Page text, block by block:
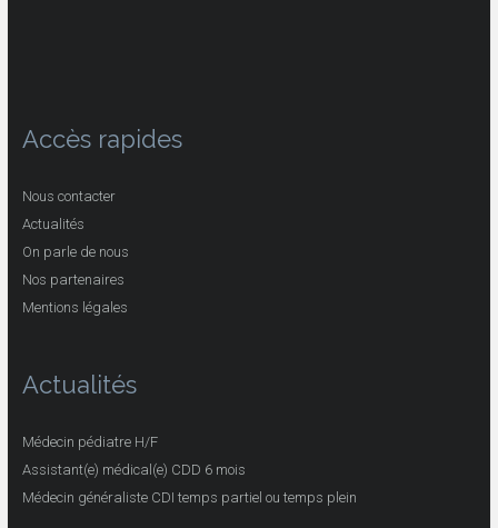
Accès rapides
Nous contacter
Actualités
On parle de nous
Nos partenaires
Mentions légales
Actualités
Médecin pédiatre H/F
Assistant(e) médical(e) CDD 6 mois
Médecin généraliste CDI temps partiel ou temps plein